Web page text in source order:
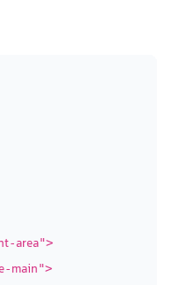
-area">
-main">